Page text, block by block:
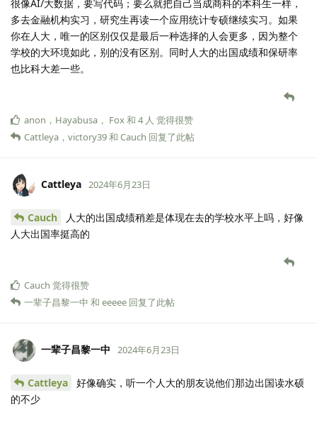
很像AI/大数据，要写代码；要么就把自己当成商科的本科生一样，
多去金融机构实习，研究生再读一个应用统计专硕继续实习。如果
你在人大，唯一的区别仅仅是最后一种选择的人会更多，因为整个
学校的大环境如此，别的没有区别。同时人大的出国成绩和保研率
也比科大差一些。
anon ， Hayabusa ， Fox和 4 人 觉得很赞
Cattleya ， victory39和 Cauch 回复了此帖
Cattleya 2024年6月23日
Cauch
人大的出国成绩稍差是体现在去的学校水平上吗，好像
人大出国率挺高的
Cauch 觉得很赞
一辈子昌黎一中 和 eeeee 回复了此帖
一辈子昌黎一中 2024年6月23日
Cattleya
好像确实，听一个人大的朋友说他们那边出国读水硕
的不少